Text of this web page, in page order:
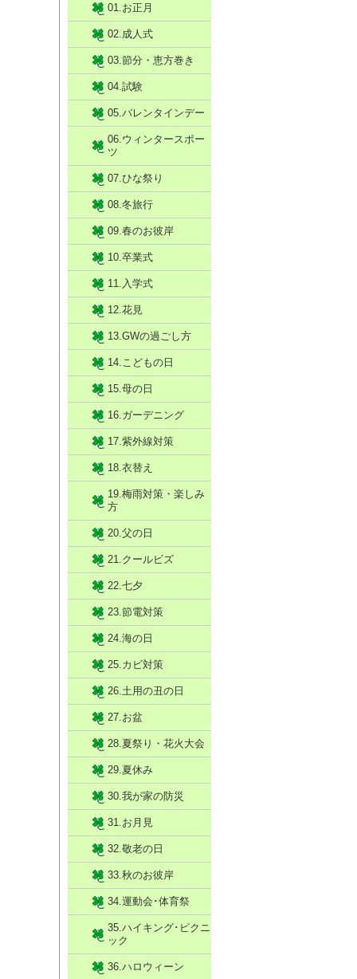
01.お正月
02.成人式
03.節分・恵方巻き
04.試験
05.バレンタインデー
06.ウィンタースポー
ツ
07.ひな祭り
08.冬旅行
09.春のお彼岸
10.卒業式
11.入学式
12.花見
13.GWの過ごし方
14.こどもの日
15.母の日
16.ガーデニング
17.紫外線対策
18.衣替え
19.梅雨対策・楽しみ
方
20.父の日
21.クールビズ
22.七夕
23.節電対策
24.海の日
25.カビ対策
26.土用の丑の日
27.お盆
28.夏祭り・花火大会
29.夏休み
30.我が家の防災
31.お月見
32.敬老の日
33.秋のお彼岸
34.運動会･体育祭
35.ハイキング･ピクニ
ック
36.ハロウィーン